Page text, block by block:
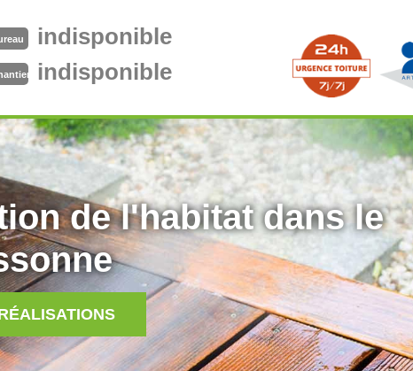
indisponible
indisponible
de l'habitat dans le